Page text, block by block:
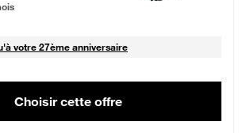
mois
votre 27ème anniversaire
Choisir cette offre